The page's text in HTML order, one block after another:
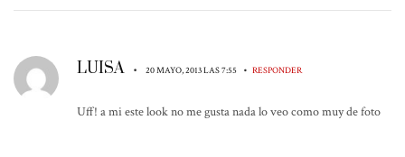
LUISA • 20 MAYO, 2013 LAS 7:55 • RESPONDER
Uff! a mi este look no me gusta nada lo veo como muy de foto